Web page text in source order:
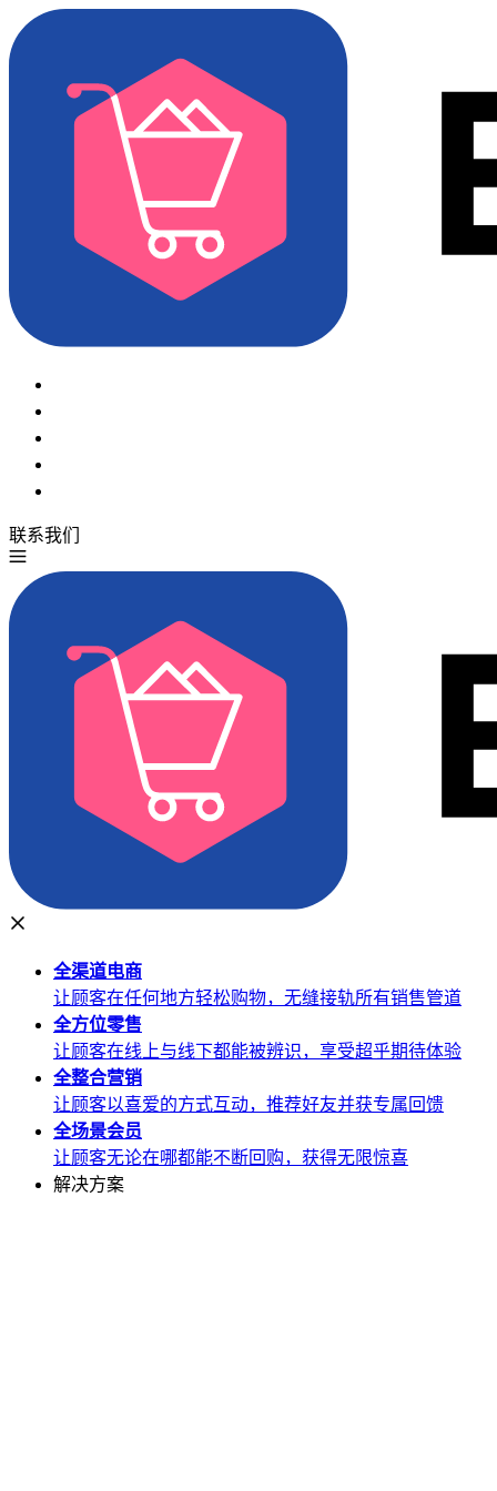
联系我们
全渠道电商
让顾客在任何地方轻松购物，无缝接轨所有销售管道
全方位零售
让顾客在线上与线下都能被辨识，享受超乎期待体验
全整合营销
让顾客以喜爱的方式互动，推荐好友并获专属回馈
全场景会员
让顾客无论在哪都能不断回购，获得无限惊喜
解决方案